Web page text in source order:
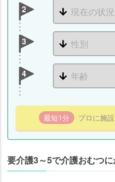
2
3
4
最短1分 プロに施
要介護3～5で介護おむつ